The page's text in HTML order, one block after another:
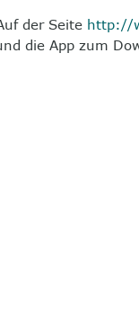
der Seite http://
die App zum